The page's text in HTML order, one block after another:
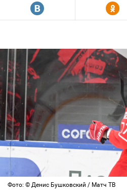
R Y
Фото: © Денис Бушковский / Матч ТВ